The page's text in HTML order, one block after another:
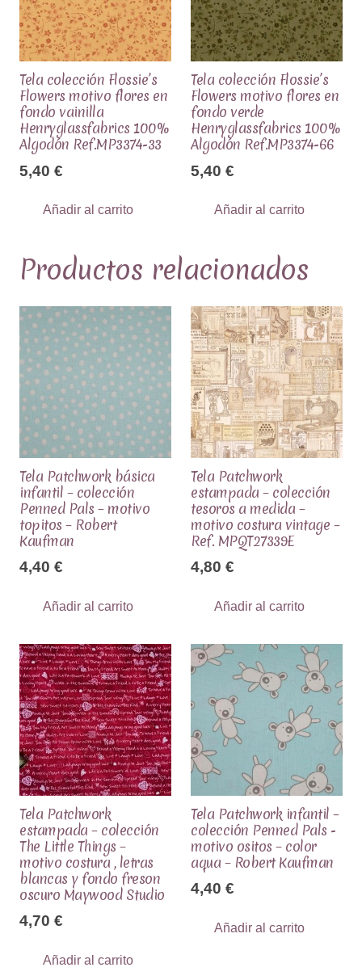
Tela colección Flossie’s
Flowers motivo flores en
fondo vainilla
Henryglassfabrics 100%
Algodón Ref.MP3374-33
5,40 €
Añadir al carrito
Tela colección Flossie’s
Flowers motivo flores en
fondo verde
Henryglassfabrics 100%
Algodón Ref.MP3374-66
5,40 €
Añadir al carrito
Productos relacionados
Tela Patchwork básica
infantil – colección
Penned Pals – motivo
topitos – Robert
Kaufman
4,40 €
Añadir al carrito
Tela Patchwork
estampada – colección
tesoros a medida –
motivo costura vintage –
Ref. MPQT27339E
4,80 €
Añadir al carrito
Tela Patchwork
estampada – colección
The Little Things –
motivo costura , letras
blancas y fondo freson
oscuro Maywood Studio
4,70 €
Añadir al carrito
Tela Patchwork infantil –
colección Penned Pals -
motivo ositos – color
aqua – Robert Kaufman
4,40 €
Añadir al carrito